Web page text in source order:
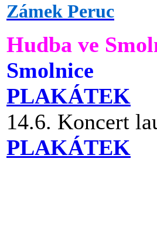
Zámek Peruc
Hudba ve
Smolnice
PLAKÁTEK
14.6. Koncert
PLAKÁTEK